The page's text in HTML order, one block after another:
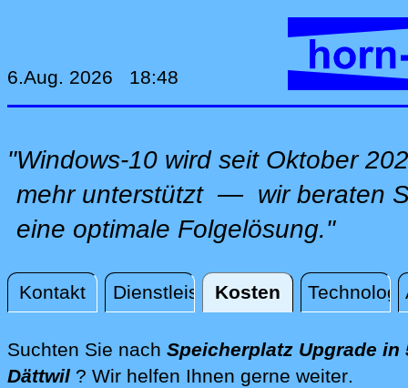
6.Aug. 2026 18:48
"Windows-10 wird seit Oktober
mehr unterstützt — wir beraten
eine optimale Folgelösung."
Kontakt Dienstleistungen
Kosten
Kosten
Suchten Sie nach Speicherplatz Upgrade in
Dättwil ? Wir helfen Ihnen gerne weiterdirekt
.